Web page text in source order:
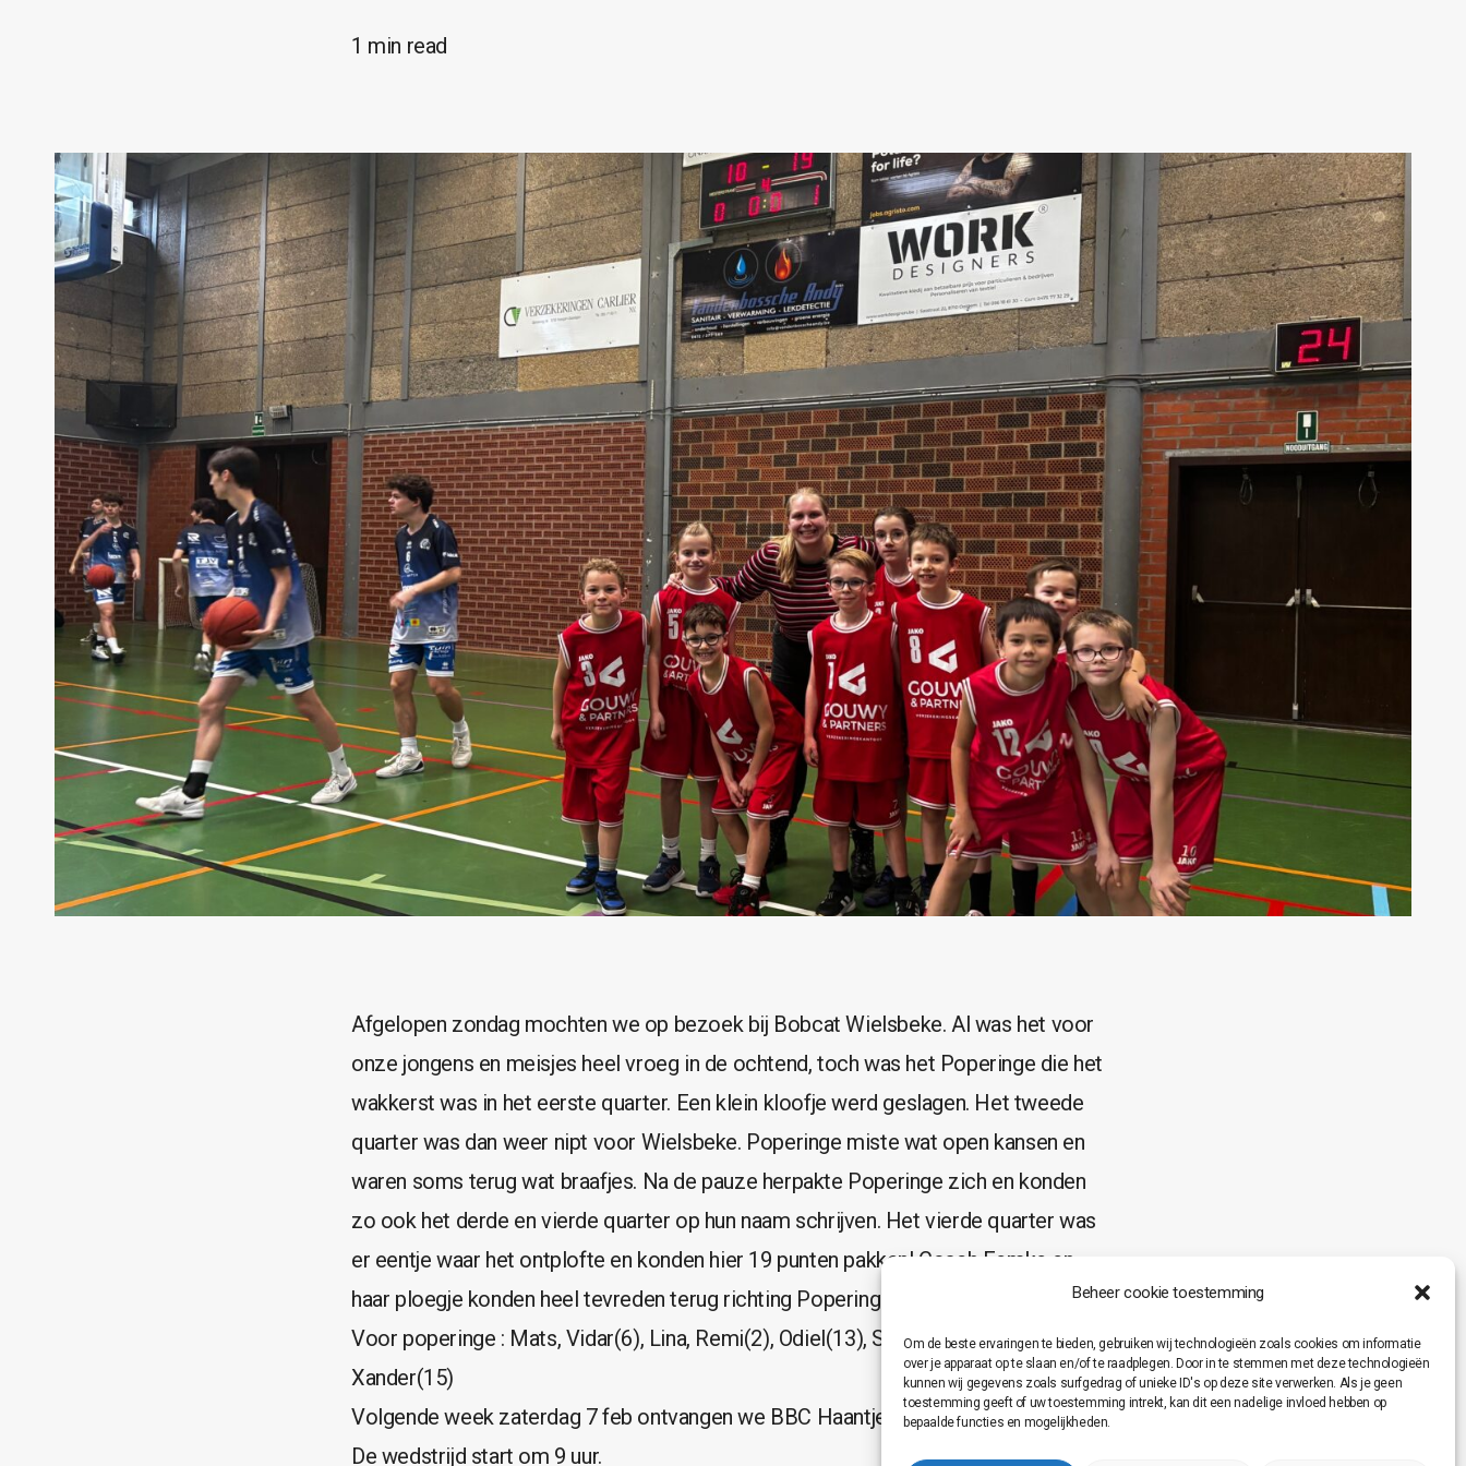
Beheer cookie toestemming
Om de beste ervaringen te bieden, gebruiken wij technologieën zoals cookies om informatie
over je apparaat op te slaan en/of te raadplegen. Door in te stemmen met deze technologieën
kunnen wij gegevens zoals surfgedrag of unieke ID's op deze site verwerken. Als je geen
toestemming geeft of uw toestemming intrekt, kan dit een nadelige invloed hebben op
bepaalde functies en mogelijkheden.
1 min read
Afgelopen zondag mochten we op bezoek bij Bobcat Wielsbeke. Al was het voor
onze jongens en meisjes heel vroeg in de ochtend, toch was het Poperinge die het
wakkerst was in het eerste quarter. Een klein kloofje werd geslagen. Het tweede
quarter was dan weer nipt voor Wielsbeke. Poperinge miste wat open kansen en
waren soms terug wat braafjes. Na de pauze herpakte Poperinge zich en konden
zo ook het derde en vierde quarter op hun naam schrijven. Het vierde quarter was
er eentje waar het ontplofte en konden hier 19 punten pakken! Coach Femke en
haar ploegje konden heel tevreden terug richting Poperinge vertrekken.
Voor poperinge : Mats, Vidar(6), Lina, Remi(2), Odiel(13), Stan(2), Febe(2), Otis(13),
Xander(15)
Volgende week zaterdag 7 feb ontvangen we BBC Haantjes Certifisc Oudenaarde.
De wedstrijd start om 9 uur.